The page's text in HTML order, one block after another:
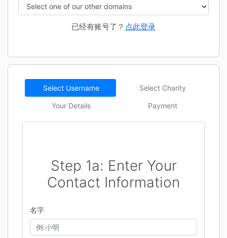
已经有账号了？ 点此登录
Select Username Select Charity
Your Details Payment
Step 1a: Enter Your
Contact Information
名字